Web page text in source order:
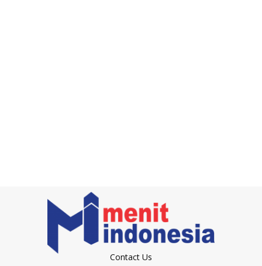
Contact Us